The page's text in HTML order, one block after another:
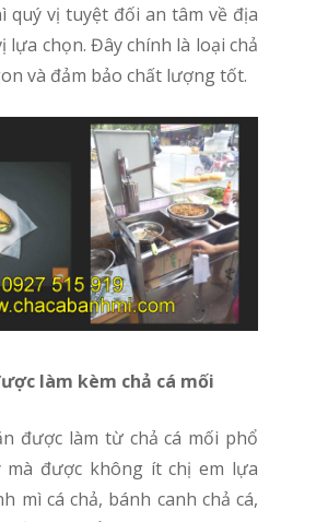
quý vị tuyệt đối an tâm về địa
lựa chọn. Đây chính là loại chả
và đảm bảo chất lượng tốt.
làm kèm chả cá mối
mà được không ít chị em lựa
mì cá chả, bánh canh chả cá,